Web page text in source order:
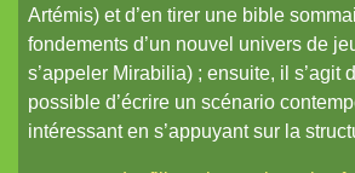
Un nouveau site et un oeuf de pâques de
Un reflet de lotus polychrome
Le Grand Imagier, partie un
Le Grand Imagier, partie deux
Artémis) et d’en tirer une bible
fondements d’un nouvel univers de
s’appeler Mirabilia) ; ensuite, il s’agit
possible d’écrire un scénario
intéressant en s’appuyant sur la